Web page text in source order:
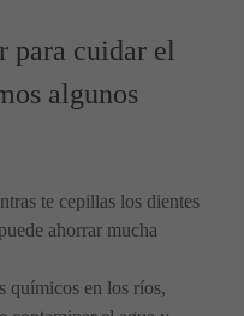
para cuidar el
algunos
te cepillas los dientes
ahorrar mucha
químicos en los ríos,